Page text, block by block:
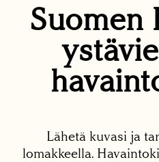
Suomen
Lähetä kuvasi ja
lomakkeella.